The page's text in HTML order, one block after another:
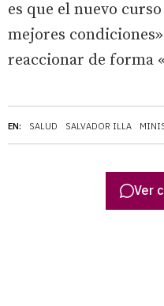
EN: SALUD SALVADOR ILLA
es que el nuevo
mejores
reaccionar de forma
Ver